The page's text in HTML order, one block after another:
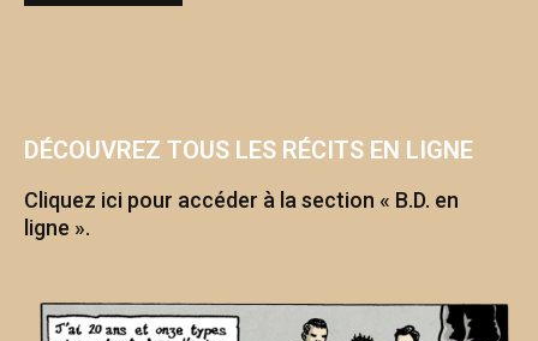
DÉCOUVREZ TOUS LES RÉCITS EN LIGNE
Cliquez ici pour accéder à la section « B.D. en
ligne ».